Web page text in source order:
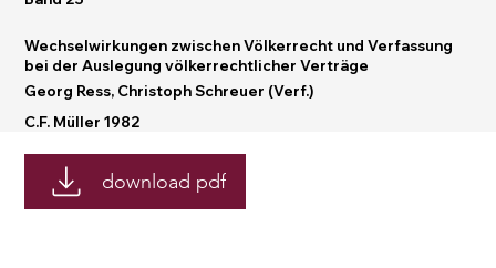
download pdf
Wechselwirkungen zwischen Völkerrecht und Verfassung
bei der Auslegung völkerrechtlicher Verträge
Georg Ress, Christoph Schreuer (Verf.)
C.F. Müller 1982